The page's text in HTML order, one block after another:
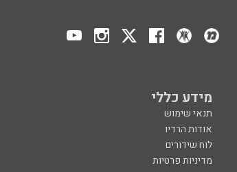
מידע כללי
תנאי שימוש
אודות הרדיו
לוח שידורים
מדיניות פרטיות